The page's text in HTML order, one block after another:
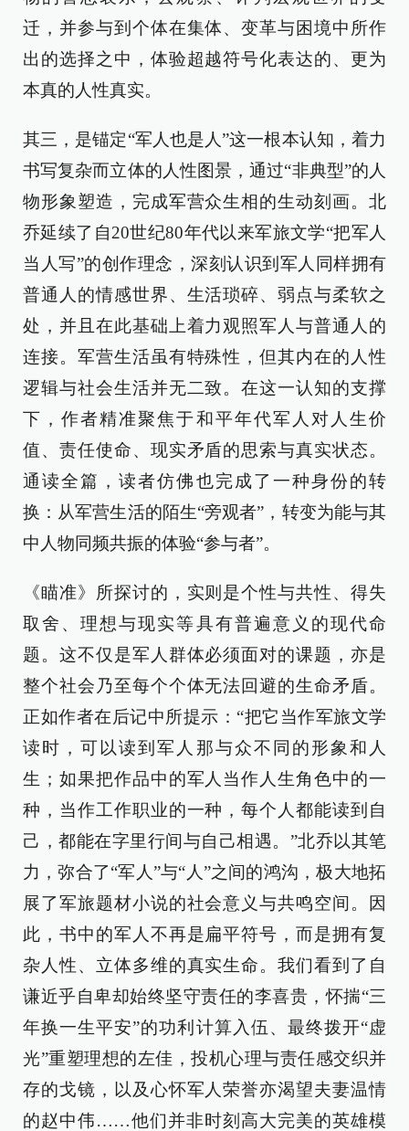
迁，并参与到个体在集体、变革与困境中所作
出的选择之中，体验超越符号化表达的、更为
本真的人性真实。
其三，是锚定“军人也是人”这一根本认知，着力
书写复杂而立体的人性图景，通过“非典型”的人
物形象塑造，完成军营众生相的生动刻画。北
乔延续了自20世纪80年代以来军旅文学“把军人
当人写”的创作理念，深刻认识到军人同样拥有
普通人的情感世界、生活琐碎、弱点与柔软之
处，并且在此基础上着力观照军人与普通人的
连接。军营生活虽有特殊性，但其内在的人性
逻辑与社会生活并无二致。在这一认知的支撑
下，作者精准聚焦于和平年代军人对人生价
值、责任使命、现实矛盾的思索与真实状态。
通读全篇，读者仿佛也完成了一种身份的转
换：从军营生活的陌生“旁观者”，转变为能与其
中人物同频共振的体验“参与者”。
《瞄准》所探讨的，实则是个性与共性、得失
取舍、理想与现实等具有普遍意义的现代命
题。这不仅是军人群体必须面对的课题，亦是
整个社会乃至每个个体无法回避的生命矛盾。
正如作者在后记中所提示：“把它当作军旅文学
读时，可以读到军人那与众不同的形象和人
生；如果把作品中的军人当作人生角色中的一
种，当作工作职业的一种，每个人都能读到自
己，都能在字里行间与自己相遇。”北乔以其笔
力，弥合了“军人”与“人”之间的鸿沟，极大地拓
展了军旅题材小说的社会意义与共鸣空间。因
此，书中的军人不再是扁平符号，而是拥有复
杂人性、立体多维的真实生命。我们看到了自
谦近乎自卑却始终坚守责任的李喜贵，怀揣“三
年换一生平安”的功利计算入伍、最终拨开“虚
光”重塑理想的左佳，投机心理与责任感交织并
存的戈镜，以及心怀军人荣誉亦渴望夫妻温情
的赵中伟……他们并非时刻高大完美的英雄模